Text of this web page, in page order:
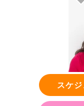
スケ